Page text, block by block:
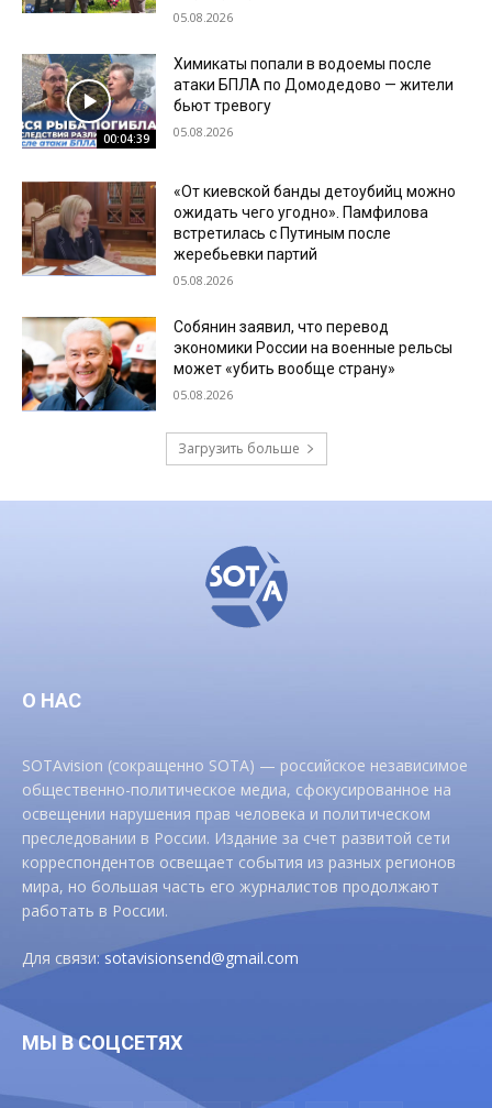
05.08.2026
00:04:39
Химикаты попали в водоемы после
атаки БПЛА по Домодедово — жители
бьют тревогу
05.08.2026
«От киевской банды детоубийц можно
ожидать чего угодно». Памфилова
встретилась с Путиным после
жеребьевки партий
05.08.2026
Собянин заявил, что перевод
экономики России на военные рельсы
может «убить вообще страну»
05.08.2026
Загрузить больше
О НАС
SOTAvision (сокращенно SOTA) — российское независимое
общественно-политическое медиа, сфокусированное на
освещении нарушения прав человека и политическом
преследовании в России. Издание за счет развитой сети
корреспондентов освещает события из разных регионов
мира, но большая часть его журналистов продолжают
работать в России.
Для связи:sotavisionsend@gmail.com
МЫ В СОЦСЕТЯХ